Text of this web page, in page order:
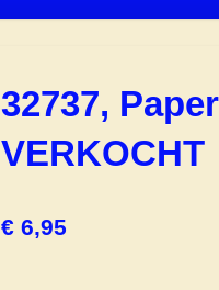
32737,
VERKOCHT
€ 6,95